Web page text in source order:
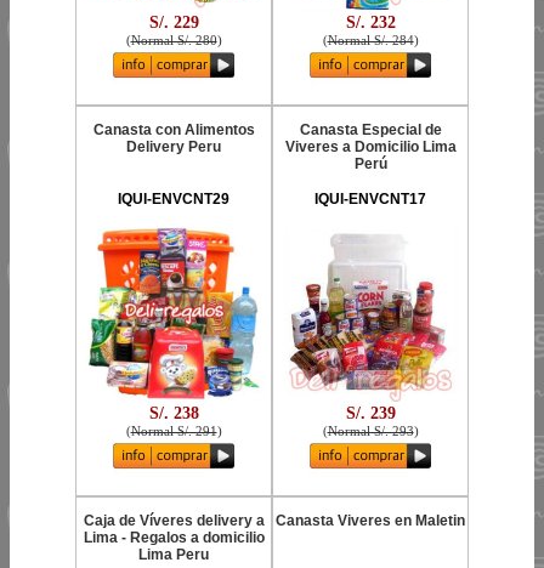
S/. 229
(Normal S/. 280)
S/. 232
(Normal S/. 284)
Canasta con Alimentos
Delivery Peru
IQUI-ENVCNT29
S/. 238
(Normal S/. 291)
Canasta Especial de
Viveres a Domicilio Lima
Perú
IQUI-ENVCNT17
S/. 239
(Normal S/. 293)
Caja de Víveres delivery a
Lima - Regalos a domicilio
Lima Peru
Canasta Viveres en Maletin